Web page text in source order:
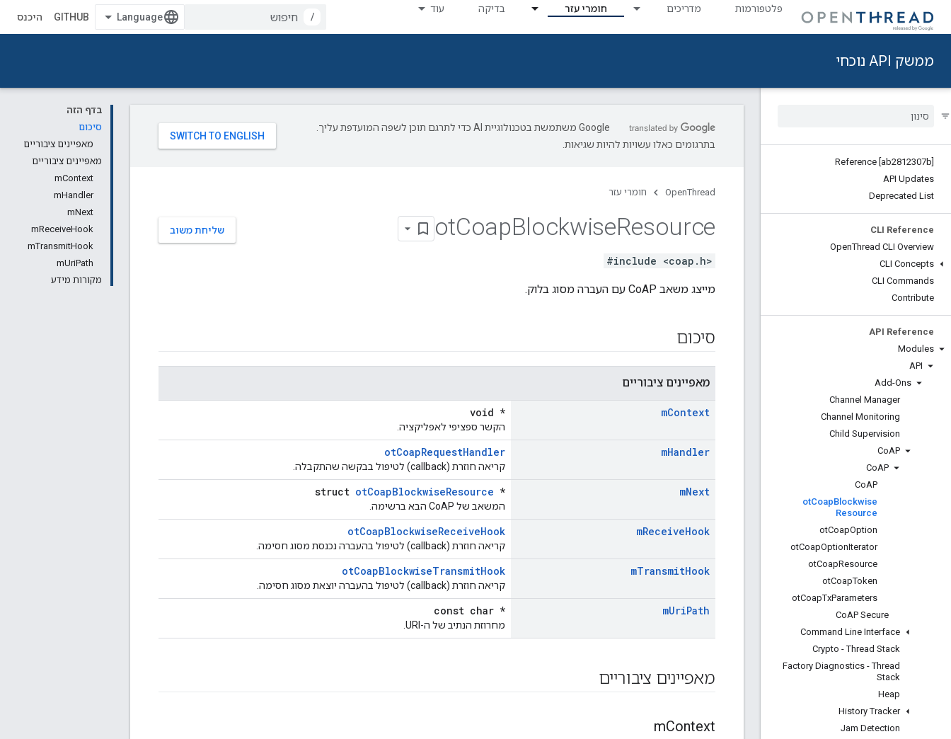
פלטפורמות מדריכים חומרי עזר בדיקה עוד
/
GITHUB היכנס
ממשק API נוכחי
Reference [ab2812307b]
API Updates
Deprecated List
CLI Reference
OpenThread CLI Overview
CLI Concepts
CLI Commands
Contribute
API Reference
Modules
API
Add-Ons
Channel Manager
Channel Monitoring
Child Supervision
CoAP
CoAP
CoAP
otCoapBlockwise
Resource
otCoapOption
otCoapOptionIterator
otCoapResource
otCoapToken
otCoapTxParameters
CoAP Secure
Command Line Interface
Crypto - Thread Stack
Factory Diagnostics - Thread
Stack
Heap
History Tracker
Jam Detection
בדף הזה
סיכום
מאפיינים ציבוריים
מאפיינים ציבוריים
mContext
mHandler
mNext
mReceiveHook
mTransmitHook
mUriPath
מקורות מידע
‫Google משתמשת בטכנולוגיית AI כדי לתרגם תוכן לשפה המועדפת עליך.
בתרגומים כאלו עשויות להיות שגיאות.
OpenThread חומרי עזר
שליחת משוב otCoapBlockwiseResource
#include <coap.h>
מייצג משאב CoAP עם העברה מסוג בלוק.
סיכום
מאפיינים ציבוריים
mContext
void *
הקשר ספציפי לאפליקציה.
mHandler
otCoapRequestHandler
קריאה חוזרת (callback) לטיפול בבקשה שהתקבלה.
mNext
struct otCoapBlockwiseResource *
המשאב של CoAP הבא ברשימה.
mReceiveHook
otCoapBlockwiseReceiveHook
קריאה חוזרת (callback) לטיפול בהעברה נכנסת מסוג חסימה.
mTransmitHook
otCoapBlockwiseTransmitHook
קריאה חוזרת (callback) לטיפול בהעברה יוצאת מסוג חסימה.
mUriPath
const char *
מחרוזת הנתיב של ה-URI.
מאפיינים ציבוריים
mContext